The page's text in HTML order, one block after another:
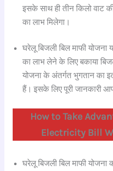
इसके साथ ही तीन किलो वाट
का लाभ मिलेगा।
घरेलू बिजली बिल माफी योजना
का लाभ लेने के लिए बकाया
योजना के अंतर्गत भुगतान
हैं। इसके लिए पूरी जानकारी
How to Take
Electricity Bill
घरेलू बिजली बिल माफी